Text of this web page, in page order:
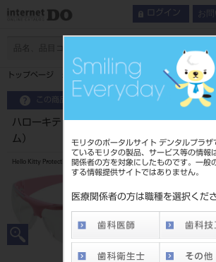
モリタのポータルサイト デンタルプラザ
ているモリタの製品、サービス等の情報
関係者の方を対象にしたものです。一般
する情報提供サイトではありません。
医療関係者の方は職種を選択くださ
ログイン お問
トップページ ハローキティ 保護めがね ディモーダ（
この商品に関するお問い合わせ
ハローキティ 保護めがね ディモーダ（ピン
ム）
Hello Kitty Protective Goggles Dimoda
品目コード
205110600